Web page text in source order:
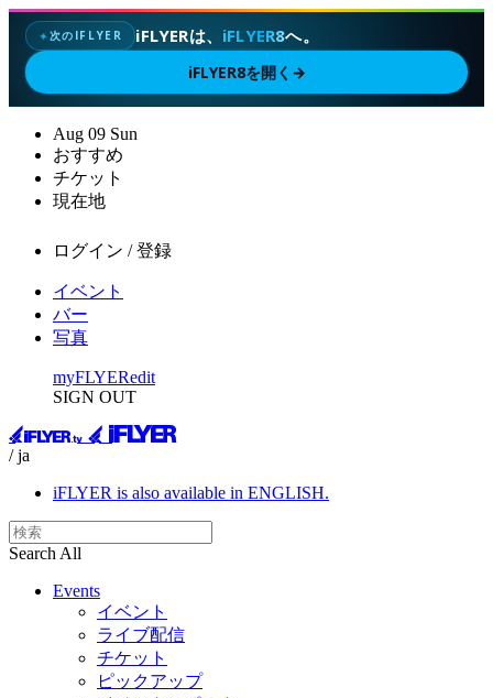
✦次のIFLYER iFLYERは、 iFLYER8へ。
iFLYER8を開く →
Aug 09 Sun
おすすめ
チケット
現在地
ログイン / 登録
イベント
バー
写真
myFLYERedit
SIGN OUT
/ ja
iFLYER is also available in ENGLISH.
Search All
Events
イベント
ライブ配信
チケット
ピックアップ